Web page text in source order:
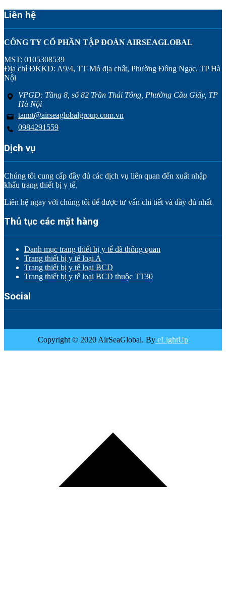
Liên hệ
CÔNG TY CỔ PHẦN TẬP ĐOÀN AIRSEAGLOBAL
MST: 0105308539
Địa chỉ ĐKKD: A9/4, TT Mỏ địa chất, Phường Đông Ngạc, TP Hà
Nội
VPGD: Tầng 8, số 82 Trần Thái Tông, Phường Cầu Giấy, TP
Hà Nội
tannt@airseaglobalgroup.com.vn
0984291559
Dịch vụ
Chúng tôi cung cấp đầy đủ các dịch vụ liên quan đến xuất nhập
khẩu trang thiết bị y tế.
Liên hệ ngay với chúng tôi để được tư vấn chi tiết và đầy đủ nhất
Thủ tục các mặt hàng
Danh mục trang thiết bị y tế đã thông quan
Trang thiết bị y tế loại A
Trang thiết bị y tế loại BCD
Trang thiết bị y tế loại BCD thuộc TT30
Social
Copyright © 2020 AirSeaGlobal. By eLightUp